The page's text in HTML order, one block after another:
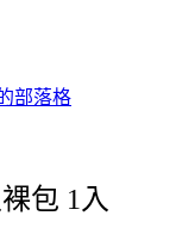
部落格
包 1入